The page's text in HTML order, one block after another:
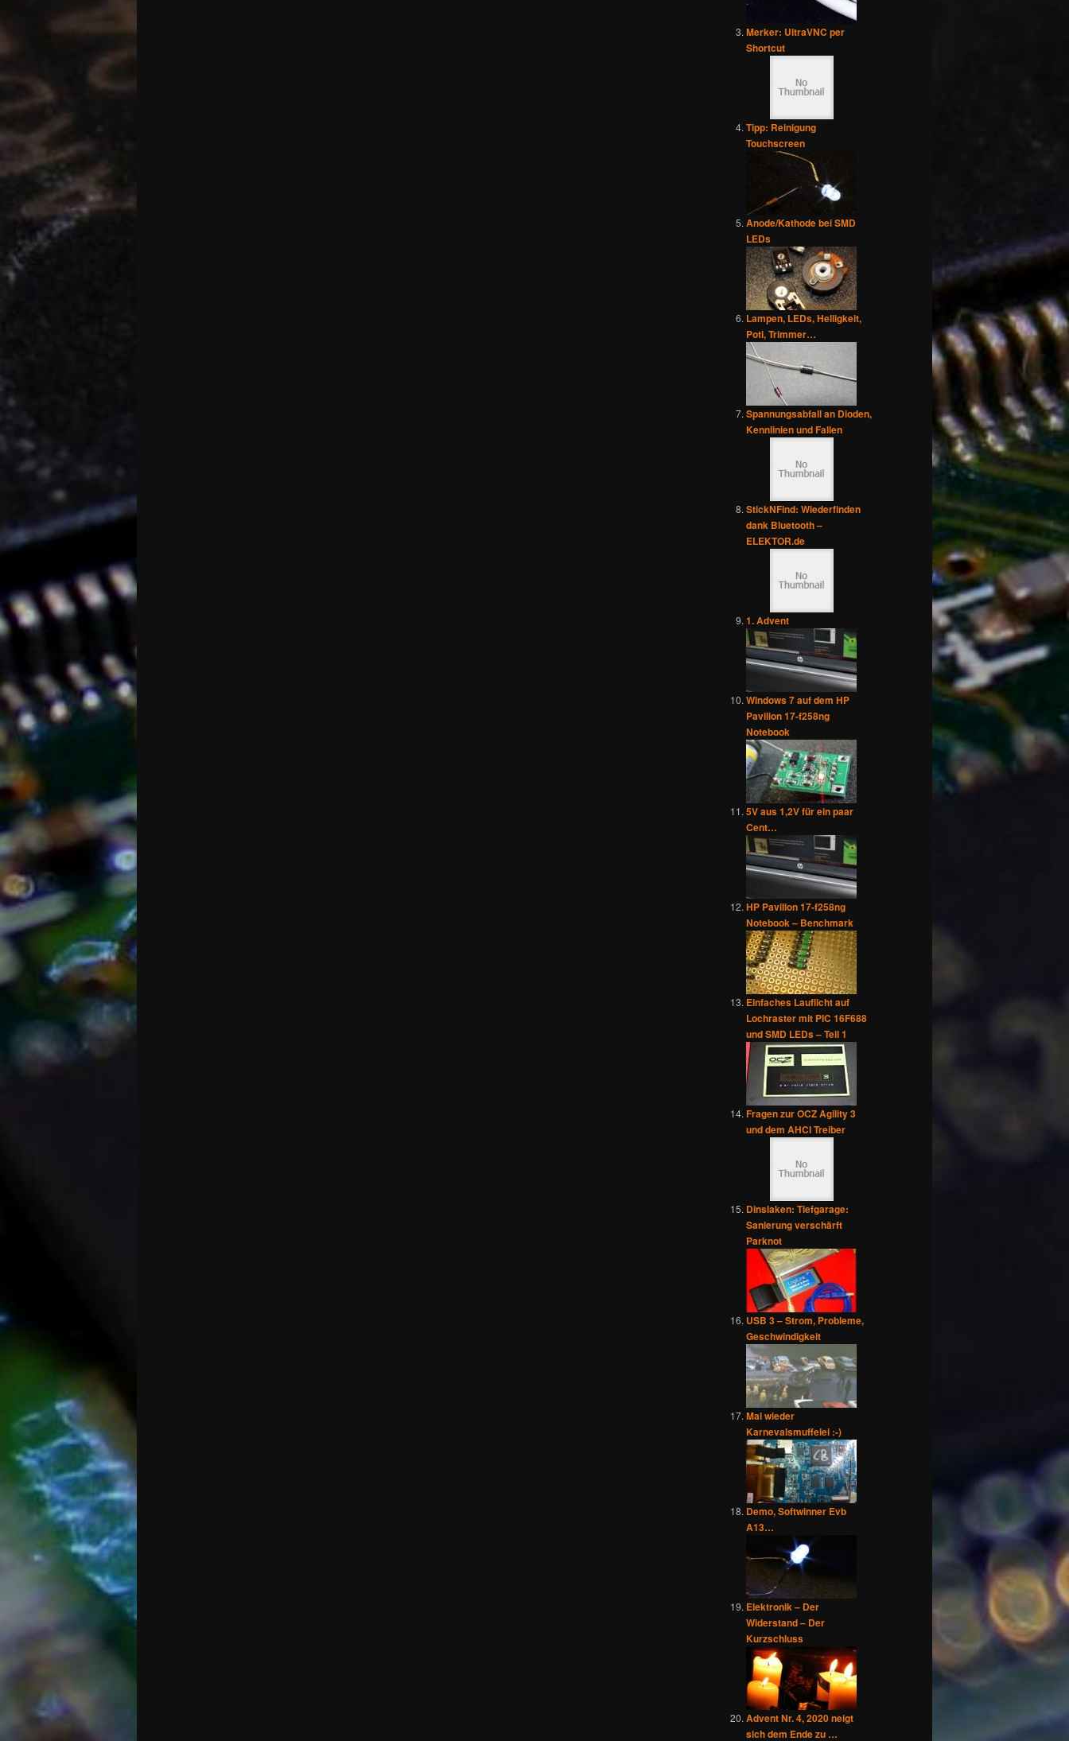
Merker: UltraVNC per
Shortcut
Tipp: Reinigung
Touchscreen
Anode/Kathode bei SMD
LEDs
Lampen, LEDs, Helligkeit,
Poti, Trimmer…
Spannungsabfall an Dioden,
Kennlinien und Fallen
StickNFind: Wiederfinden
dank Bluetooth –
ELEKTOR.de
1. Advent
Windows 7 auf dem HP
Pavilion 17-f258ng
Notebook
5V aus 1,2V für ein paar
Cent…
HP Pavilion 17-f258ng
Notebook – Benchmark
Einfaches Lauflicht auf
Lochraster mit PIC 16F688
und SMD LEDs – Teil 1
Fragen zur OCZ Agility 3
und dem AHCI Treiber
Dinslaken: Tiefgarage:
Sanierung verschärft
Parknot
USB 3 – Strom, Probleme,
Geschwindigkeit
Mal wieder
Karnevalsmuffelei :-)
Demo, Softwinner Evb
A13…
Elektronik – Der
Widerstand – Der
Kurzschluss
Advent Nr. 4, 2020 neigt
sich dem Ende zu …